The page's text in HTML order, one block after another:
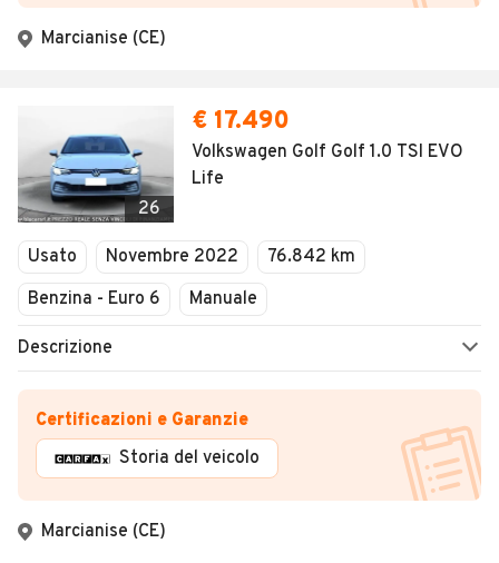
Marcianise (CE)
26
€ 17.490
Volkswagen Golf Golf 1.0 TSI EVO
Life
Usato Novembre 2022
76.842 km
Benzina - Euro 6
Manuale
Descrizione
Certificazioni e Garanzie
Storia del veicolo
Marcianise (CE)